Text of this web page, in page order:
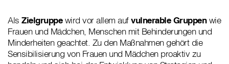
Als Zielgruppewird vor allem aufvulnerable Gruppenwie
Frauen und Mädchen, Menschen mit Behinderungen und
Minderheiten geachtet. Zu den Maßnahmen gehört die
Sensibilisierung von Frauen und Mädchen proaktiv zu